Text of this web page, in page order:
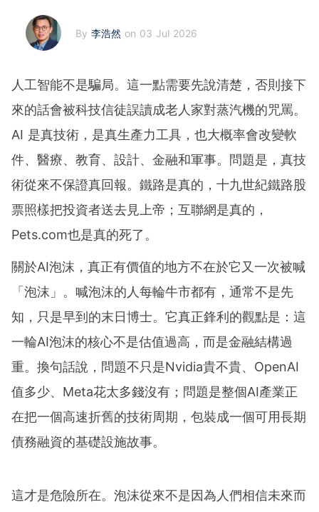
By 李浩然 on 03 Jul 2026
人工智能不是騙局。這一點需要先說清楚，否則接下
來的話會被科技信徒誤讀成老人家對蒸汽機的咒罵。
AI 是真技術，是真生產力工具，也大概率會改變軟
件、醫療、教育、設計、金融和軍事。問題是，真技
術從來不保證真回報。鐵路是真的，十九世紀鐵路股
票照樣把投資者送去見上帝；互聯網是真的，
Pets.com也是真的死了。
關於AI泡沫，真正有價值的地方不在於它又一次被喊
「泡沫」。喊泡沫的人每輪牛市都有，通常不是先
知，只是早到的末日博士。它真正鋒利的觀點是：這
一輪AI泡沫的核心不是估值過高，而是金融結構過
重。換句話說，問題不只是Nvidia貴不貴、OpenAI
值多少、Meta花太多錢沒有；問題是整個AI產業正
在把一個高速折舊的技術周期，包裝成一個可用長期
債務融資的基礎設施故事。
這才是危險所在。泡沫從來不是因為人們相信未來而